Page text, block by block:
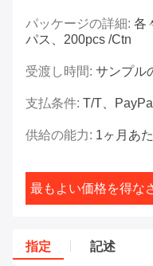
パッケージの詳細: 各
パス、200pcs /ctn
受渡し時間: サンプル
支払条件: T/T、PayPal
供給の能力: 1ヶ月あ
最もよい価格を得な
指定 記述